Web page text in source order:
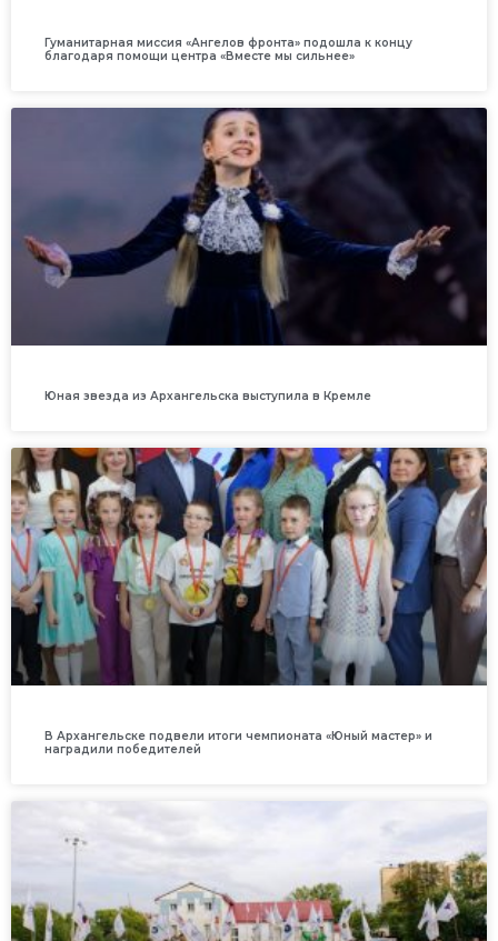
Гуманитарная миссия «Ангелов фронта» подошла к концу
благодаря помощи центра «Вместе мы сильнее»
Юная звезда из Архангельска выступила в Кремле
В Архангельске подвели итоги чемпионата «Юный мастер» и
наградили победителей